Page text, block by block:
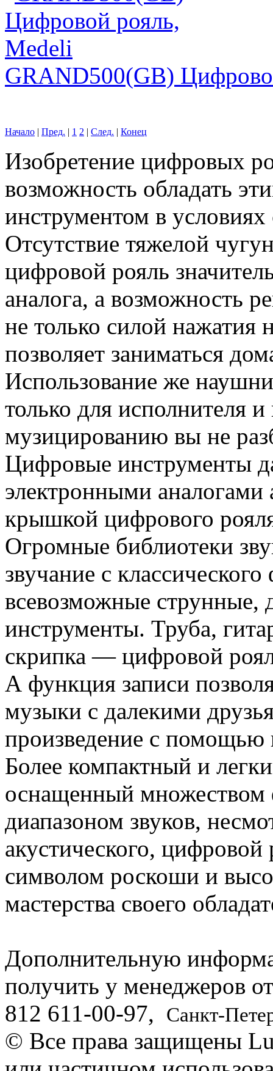
GRAND500(GB)
Начало | Пред. | 1 2 | След. | Конец
Изобретение цифровых
возможность обладать
инструментом в
Отсутствие тяжелой
цифровой рояль
аналога, а возможность
не только силой нажатия
позволяет заниматься
Использование же
только для исполнителя
музицированию вы не
Цифровые инструменты
электронными
крышкой цифрового
Огромные библиотеки
звучание с
всевозможные струнные,
инструменты. Труба,
скрипка — цифровой
А функция записи
музыки с далекими
произведение с помощью
Более компактный и
оснащенный
диапазоном звуков,
акустического, цифровой
символом роскоши и
мастерства своего
Дополнительную
получить у менеджеров
812 611-00-97, Санкт-
© Все права защищены